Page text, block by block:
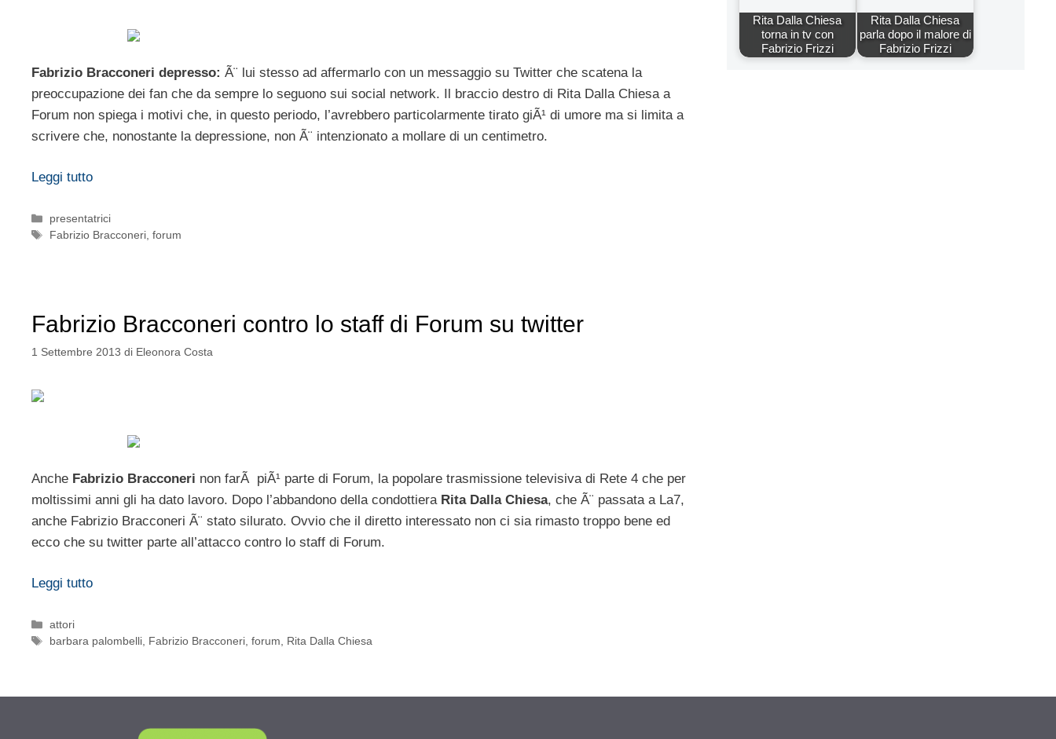
Fabrizio Bracconeri depresso: Ã¨ lui stesso ad affermarlo con un messaggio su Twitter che scatena la
preoccupazione dei fan che da sempre lo seguono sui social network. Il braccio destro di Rita Dalla Chiesa a
Forum non spiega i motivi che, in questo periodo, l’avrebbero particolarmente tirato giÃ¹ di umore ma si limita a
scrivere che, nonostante la depressione, non Ã¨ intenzionato a mollare di un centimetro.
Leggi tutto
Categorie
presentatrici
Tag
Fabrizio Bracconeri,forum
Fabrizio Bracconeri contro lo staff di Forum su twitter
1 Settembre 2013 di Eleonora Costa
Anche Fabrizio Bracconeri non farÃ piÃ¹ parte di Forum, la popolare trasmissione televisiva di Rete 4 che per
moltissimi anni gli ha dato lavoro. Dopo l’abbandono della condottiera Rita Dalla Chiesa, che Ã¨ passata a La7,
anche Fabrizio Bracconeri Ã¨ stato silurato. Ovvio che il diretto interessato non ci sia rimasto troppo bene ed
ecco che su twitter parte all’attacco contro lo staff di Forum.
Leggi tutto
Categorie
attori
Tag
barbara palombelli, Fabrizio Bracconeri,forum, Rita Dalla Chiesa
Rita Dalla Chiesa
torna in tv con
Fabrizio Frizzi
Rita Dalla Chiesa
parla dopo il malore di
Fabrizio Frizzi